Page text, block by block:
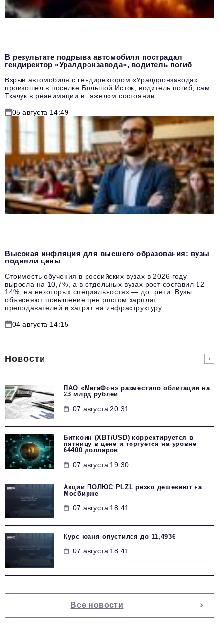
В результате подрыва автомобиля пострадал
гендиректор «Уралдронзавода», водитель погиб
Взрыв автомобиля с гендиректором «Уралдронзавода»
произошел в поселке Большой Исток, водитель погиб, сам
Ткачук в реанимации в тяжелом состоянии.
05 августа 14:49
Высокая инфляция для высшего образования: вузы
подняли цены
Стоимость обучения в российских вузах в 2026 году
выросла на 10,7%, а в отдельных вузах рост составил 12–
14%, на некоторых специальностях — до трети. Вузы
объясняют повышение цен ростом зарплат
преподавателей и затрат на инфраструктуру.
04 августа 14:15
Новости
ПАО «МегаФон» разместило облигации на
23 млрд рублей
07 августа 20:31
Биткоин (XBT/USD) корректируется в
пятницу в цене и торгуется на уровне
64400 долларов
07 августа 19:30
Акции ПОЛЮС PLZL резко дешевеют на
Мосбирже
07 августа 18:41
Курс юаня опустился до 11,4936
07 августа 18:41
Все новости